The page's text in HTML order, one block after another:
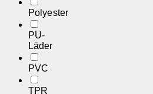
Polyester
PU-
Läder
PVC
TPR